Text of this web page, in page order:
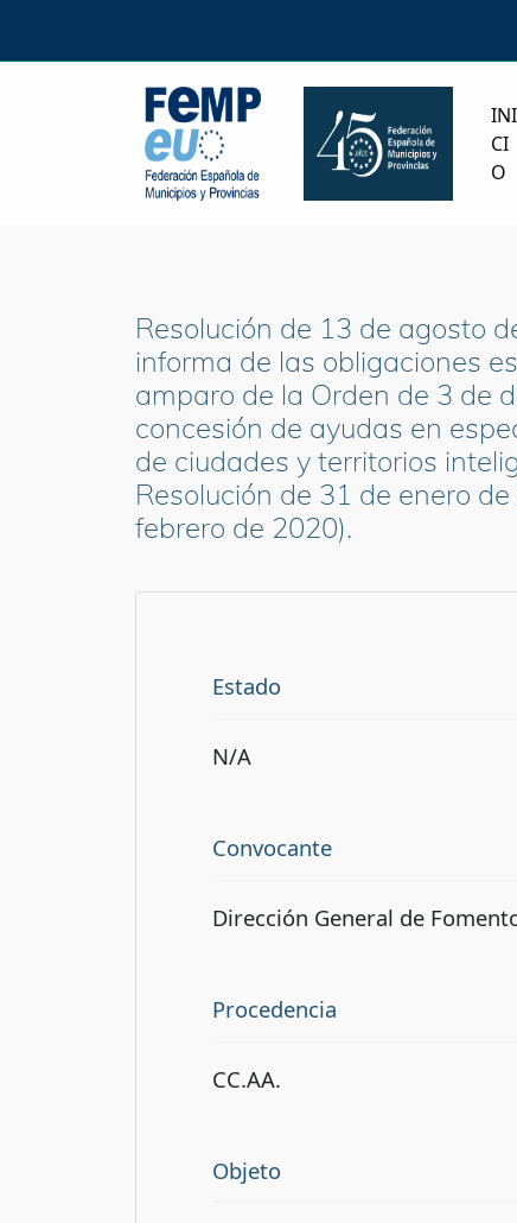
INI
CI
O
Resolución de 13 de agosto
informa de las obligaciones
amparo de la Orden de 3 de
concesión de ayudas en
de ciudades y territorios
Resolución de 31 de enero
febrero de 2020).
Estado
N/A
Convocante
Dirección General de
Procedencia
CC.AA.
Objeto